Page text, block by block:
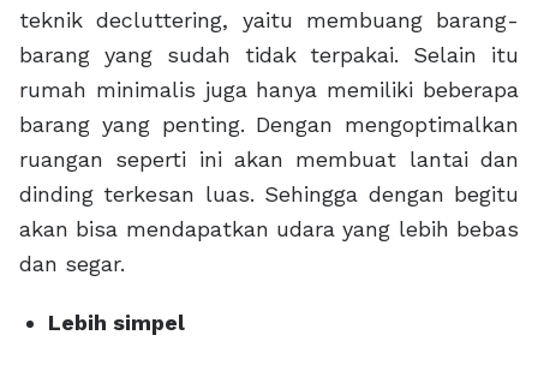
teknik decluttering, yaitu membuang barang-
barang yang sudah tidak terpakai. Selain itu
rumah minimalis juga hanya memiliki beberapa
barang yang penting. Dengan mengoptimalkan
ruangan seperti ini akan membuat lantai dan
dinding terkesan luas. Sehingga dengan begitu
akan bisa mendapatkan udara yang lebih bebas
dan segar.
Lebih simpel